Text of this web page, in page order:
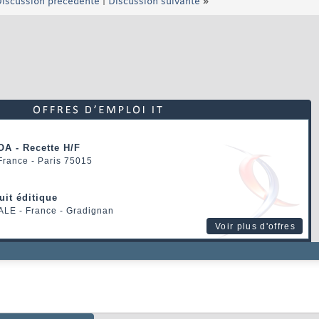
- Recette H/F
- Paris 75015
éditique
- France - Gradignan
Voir plus d'offres